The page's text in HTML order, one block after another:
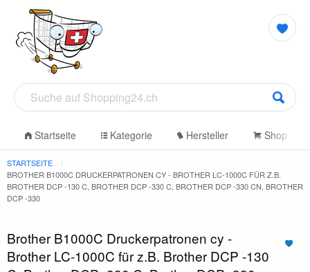
Startseite Kategorie Hersteller Shop
STARTSEITE
BROTHER B1000C DRUCKERPATRONEN CY - BROTHER LC-1000C FÜR Z.B.
BROTHER DCP -130 C, BROTHER DCP -330 C, BROTHER DCP -330 CN, BROTHER
DCP -330
Brother B1000C Druckerpatronen cy -
Brother LC-1000C für z.B. Brother DCP -130